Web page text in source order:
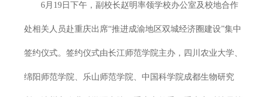
6月19日下午，副校长赵明率领学校办公室及校地合作
处相关人员赴重庆出席“推进成渝地区双城经济圈建设”集中
签约仪式。签约仪式由长江师范学院主办，四川农业大学、
绵阳师范学院、乐山师范学院、中国科学院成都生物研究